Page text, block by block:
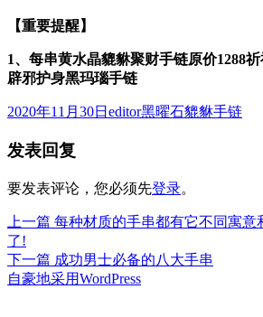
【重要提醒】
1、 每串黄水晶貔貅聚财手链原价1288
辟邪护身黑玛瑙手链
发
于
2020年11月30日 作
editor分
黑曜石貔貅手链
发表回复
要发表评论，您必须先登录。
文
章
导
上一篇 上
文
章：
每种材质的手串都有它不同寓意
了!
下一篇 下
篇
成功男士必备的八大手串
自豪地采用WordPress